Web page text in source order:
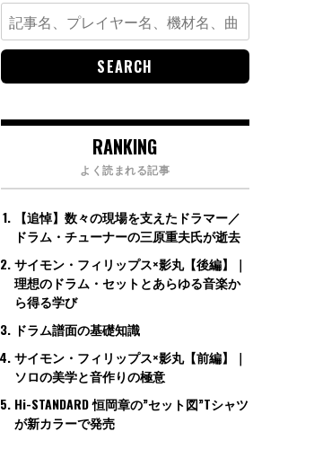
Search
for:
RANKING
よく読まれる記事
【追悼】数々の現場を支えたドラマー／
ドラム・チューナーの三原重夫氏が逝去
サイモン・フィリップス×影丸【後編】｜
理想のドラム・セットとあらゆる音楽か
ら得る学び
ドラム譜面の基礎知識
サイモン・フィリップス×影丸【前編】｜
ソロの美学と音作りの極意
Hi-STANDARD 恒岡章の”セット図”Tシャツ
が新カラーで発売